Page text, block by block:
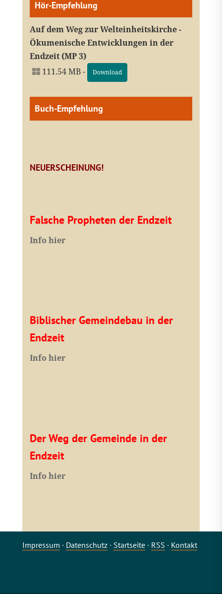
Hör-Empfehlung
Auf dem Weg zur Welteinheitskirche -
Ökumenische Entwicklungen in der
Endzeit (MP 3)
111.54 MB -
Download
Buch-Empfehlung
NEUERSCHEINUNG!
Falsche Propheten der Endzeit
Info hier
Biblischer Gemeindebau in der
Endzeit
Info hier
Der Weg der Gemeinde in der
Endzeit
Info hier
Impressum · Datenschutz· Startseite· RSS · Kontakt